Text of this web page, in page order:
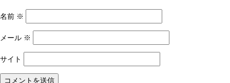
名前 ※
メール ※
サイト